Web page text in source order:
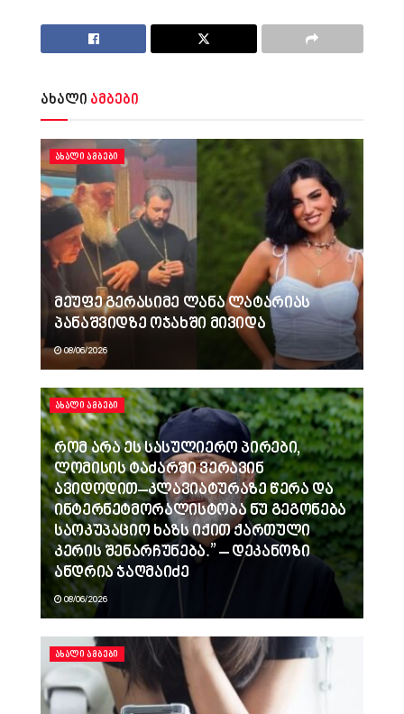
ახალი ამბები
ᲐᲮᲐᲚᲘ ᲐᲛᲑᲔᲑᲘ
მეუფე გერასიმე ლანა ლატარიას
პანაშვიდზე ოჯახში მივიდა
08/06/2026
ᲐᲮᲐᲚᲘ ᲐᲛᲑᲔᲑᲘ
რომ არა ეს სასულიერო პირები,
ლომისის ტაძარში ვერავინ
ავიდოდით–კლავიატურაზე წერა და
ინტერნეტმორალისტობა ნუ გეგონება
საოკუპაციო ხაზს იქით ქართული
კერის შენარჩუნება.” – დეკანოზი
ანდრია ჯაღმაიძე
08/06/2026
ᲐᲮᲐᲚᲘ ᲐᲛᲑᲔᲑᲘ